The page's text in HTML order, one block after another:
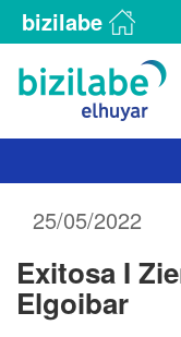
bizilabe
25/05/2022
Exitosa I
Elgoibar